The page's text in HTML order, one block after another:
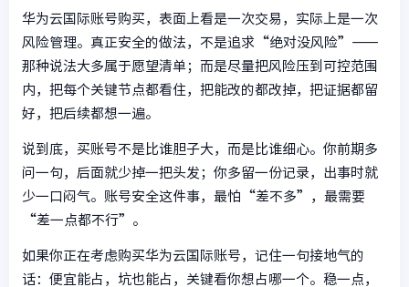
华为云国际账号购买，表面上看是一次交易，实际上是一次
风险管理。真正安全的做法，不是追求“绝对没风险”——
那种说法大多属于愿望清单；而是尽量把风险压到可控范围
内，把每个关键节点都看住，把能改的都改掉，把证据都留
好，把后续都想一遍。
说到底，买账号不是比谁胆子大，而是比谁细心。你前期多
问一句，后面就少掉一把头发；你多留一份记录，出事时就
少一口闷气。账号安全这件事，最怕“差不多”，最需要
“差一点都不行”。
如果你正在考虑购买华为云国际账号，记住一句接地气的
话：便宜能占，坑也能占，关键看你想占哪一个。稳一点，